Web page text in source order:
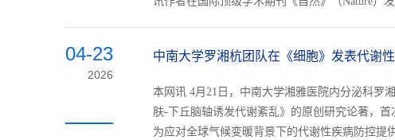
04-23
2026
中南大学罗湘杭团队在《细胞》发表代谢
本网讯 4月21日，中南大学湘雅医院内分泌科罗
肤-下丘脑轴诱发代谢紊乱》的原创研究论著，
为应对全球气候变暖背景下的代谢性疾病防控提